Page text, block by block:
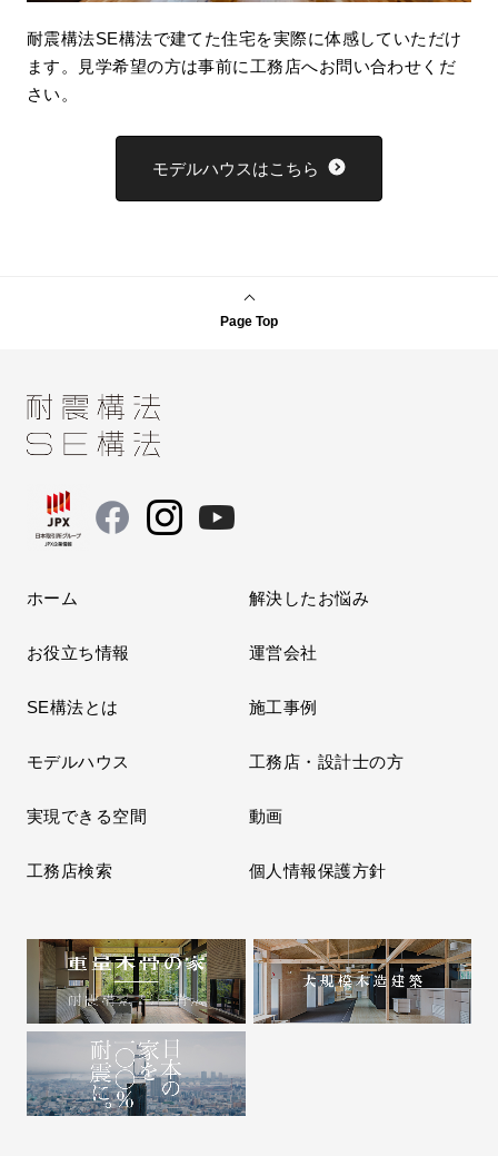
耐震構法SE構法で建てた住宅を実際に体感していただけ
ます。見学希望の方は事前に工務店へお問い合わせくだ
さい。
モデルハウスはこちら
Page Top
ホーム 解決したお悩み
お役立ち情報 運営会社
SE構法とは 施工事例
モデルハウス 工務店・設計士の方
実現できる空間 動画
工務店検索 個人情報保護方針